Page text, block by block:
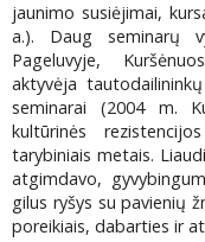
jaunimo susiėjimai,
a.). Daug seminarų
Pageluvyje,
aktyvėja
seminarai (2004 m.
kultūrinės
tarybiniais metais.
atgimdavo,
gilus ryšys su pavienių
poreikiais, dabarties ir